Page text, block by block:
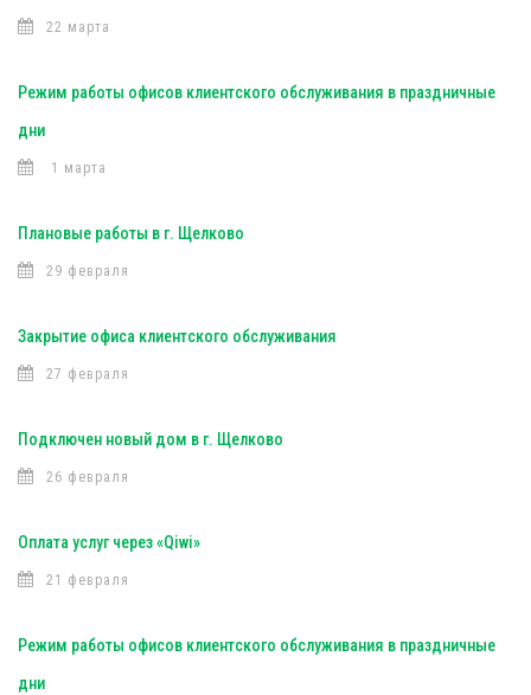
22 марта
Режим работы офисов клиентского обслуживания в праздничные
дни
1 марта
Плановые работы в г. Щелково
29 февраля
Закрытие офиса клиентского обслуживания
27 февраля
Подключен новый дом в г. Щелково
26 февраля
Оплата услуг через «Qiwi»
21 февраля
Режим работы офисов клиентского обслуживания в праздничные
дни